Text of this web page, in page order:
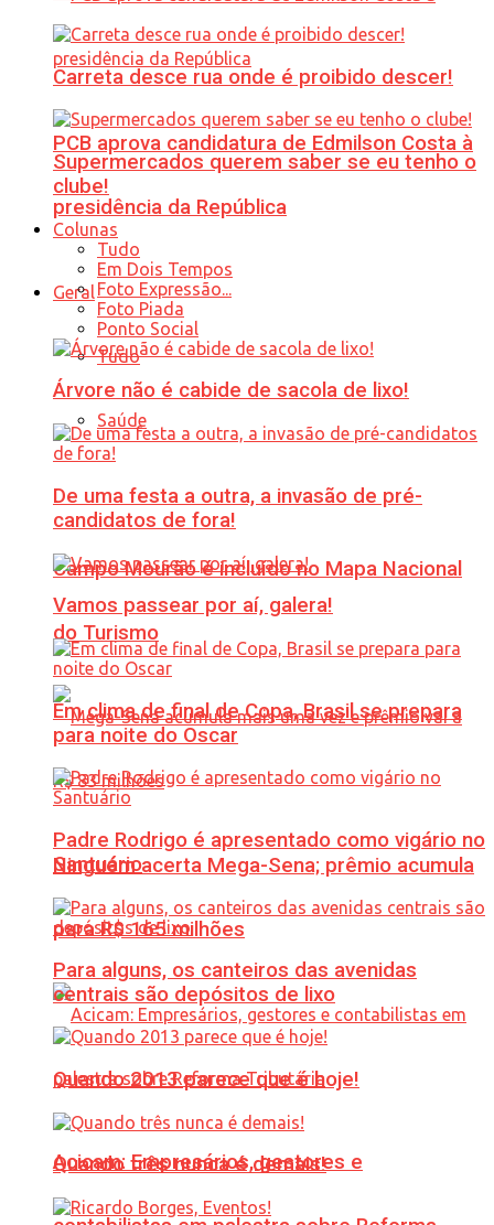
PCB aprova candidatura de Edmilson Costa à
presidência da República
Geral
Tudo
Saúde
Campo Mourão é incluído no Mapa Nacional
do Turismo
Ninguém acerta Mega-Sena; prêmio acumula
para R$ 165 milhões
Acicam: Empresários, gestores e
Carreta desce rua onde é proibido descer!
Supermercados querem saber se eu tenho o
clube!
Colunas
Tudo
Em Dois Tempos
Foto Expressão...
Foto Piada
Ponto Social
Árvore não é cabide de sacola de lixo!
De uma festa a outra, a invasão de pré-
candidatos de fora!
Vamos passear por aí, galera!
Em clima de final de Copa, Brasil se prepara
para noite do Oscar
Padre Rodrigo é apresentado como vigário no
Santuário
Para alguns, os canteiros das avenidas
centrais são depósitos de lixo
Quando 2013 parece que é hoje!
Quando três nunca é demais!